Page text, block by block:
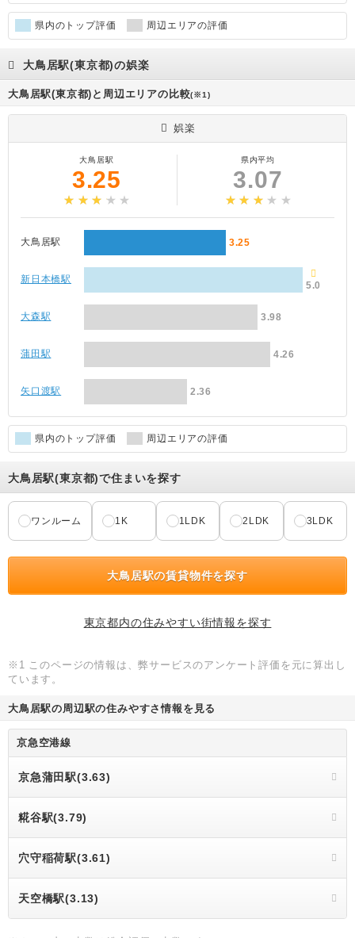
県内のトップ評価 周辺エリアの評価
大鳥居駅(東京都)の娯楽
大鳥居駅(東京都)と周辺エリアの比較(※1)
娯楽
大鳥居駅
3.25
県内平均
3.07
大鳥居駅 3.25
新日本橋駅
5.0
大森駅 3.98
蒲田駅 4.26
矢口渡駅 2.36
県内のトップ評価 周辺エリアの評価
大鳥居駅(東京都)で住まいを探す
ワンルーム 1K 1LDK 2LDK 3LDK
大鳥居駅の賃貸物件を探す
東京都内の住みやすい街情報を探す
※1 このページの情報は、弊サービスのアンケート評価を元に算出し
ています。
大鳥居駅の周辺駅の住みやすさ情報を見る
京急空港線
京急蒲田駅(3.63)
糀谷駅(3.79)
穴守稲荷駅(3.61)
天空橋駅(3.13)